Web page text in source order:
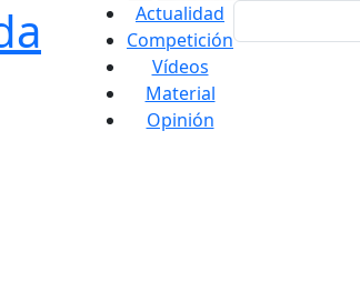
Actualidad
Competición
Vídeos
Material
Opinión